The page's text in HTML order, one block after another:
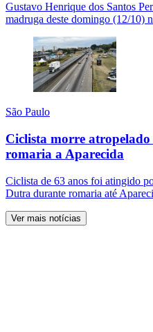
Gustavo Henrique dos Santos
madruga deste domingo (12/10)
São Paulo
Ciclista morre
romaria a Aparecida
Ciclista de 63 anos foi atingido
Dutra durante romaria até
Ver mais notícias